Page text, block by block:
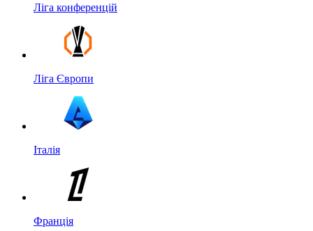
Ліга конференцій
Ліга Європи
Італія
Франція